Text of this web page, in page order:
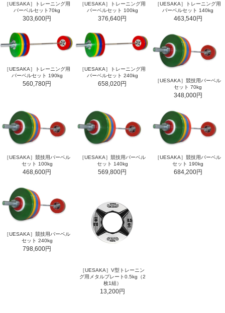
［UESAKA］トレーニング用
バーベルセット70kg
303,600円
［UESAKA］トレーニング用
バーベルセット 100kg
376,640円
［UESAKA］トレーニング用
バーベルセット 140kg
463,540円
［UESAKA］トレーニング用
バーベルセット 190kg
560,780円
［UESAKA］トレーニング用
バーベルセット 240kg
658,020円
［UESAKA］競技用バーベル
セット 70kg
348,000円
［UESAKA］競技用バーベル
セット 100kg
468,600円
［UESAKA］競技用バーベル
セット 140kg
569,800円
［UESAKA］競技用バーベル
セット 190kg
684,200円
［UESAKA］競技用バーベル
セット 240kg
798,600円
［UESAKA］V型トレーニン
グ用メタルプレート0.5kg（2
枚1組）
13,200円